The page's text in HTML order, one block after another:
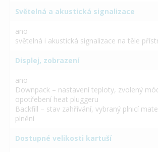
Světelná a akustická signalizace
ano
světelná i akustická signalizace na těle
Displej, zobrazení
ano
Downpack – nastavení teploty, zvolený
opotřebení heat pluggeru
Backfill – stav zahřívání, vybraný plnicí
plnění
Dostupné velikosti kartuší